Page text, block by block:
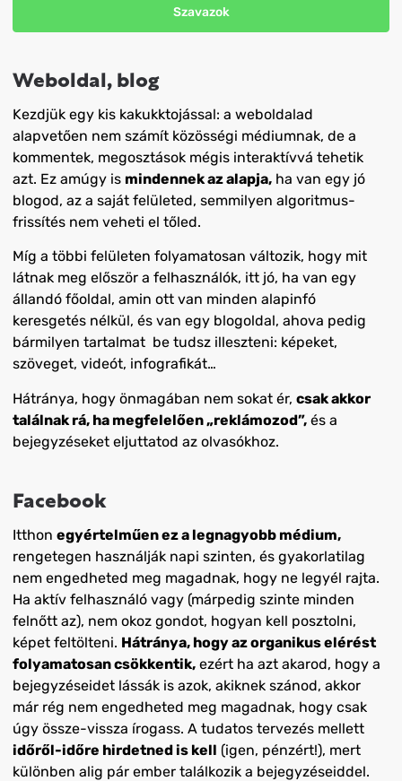
Szavazok
Weboldal, blog
Kezdjük egy kis kakukktojással: a weboldalad
alapvetően nem számít közösségi médiumnak, de a
kommentek, megosztások mégis interaktívvá tehetik
azt. Ez amúgy is mindennek az alapja, ha van egy jó
blogod, az a saját felületed, semmilyen algoritmus-
frissítés nem veheti el tőled.
Míg a többi felületen folyamatosan változik, hogy mit
látnak meg először a felhasználók, itt jó, ha van egy
állandó főoldal, amin ott van minden alapinfó
keresgetés nélkül, és van egy blogoldal, ahova pedig
bármilyen tartalmat be tudsz illeszteni: képeket,
szöveget, videót, infografikát…
Hátránya, hogy önmagában nem sokat ér, csak akkor
találnak rá, ha megfelelően „reklámozod”, és a
bejegyzéseket eljuttatod az olvasókhoz.
Facebook
Itthon egyértelműen ez a legnagyobb médium,
rengetegen használják napi szinten, és gyakorlatilag
nem engedheted meg magadnak, hogy ne legyél rajta.
Ha aktív felhasználó vagy (márpedig szinte minden
felnőtt az), nem okoz gondot, hogyan kell posztolni,
képet feltölteni. Hátránya, hogy az organikus elérést
folyamatosan csökkentik, ezért ha azt akarod, hogy a
bejegyzéseidet lássák is azok, akiknek szánod, akkor
már rég nem engedheted meg magadnak, hogy csak
úgy össze-vissza írogass. A tudatos tervezés mellett
időről-időre hirdetned is kell (igen, pénzért!), mert
különben alig pár ember találkozik a bejegyzéseiddel.